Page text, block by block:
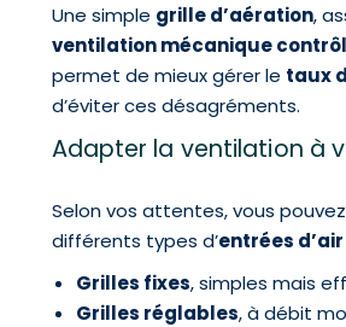
Une simple grille d’aération,
ventilation mécanique
permet de mieux gérer le taux
d’éviter ces désagréments.
Adapter la ventilation à
Selon vos attentes, vous
différents types d’entrées d’air
Grilles fixes, simples mais
Grilles réglables, à débit